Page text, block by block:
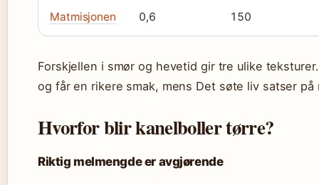
Matmisjonen 0,6 150
Forskjellen i smør og hevetid gir tre ulike
og får en rikere smak, mens Det søte liv satser
Hvorfor blir kanelboller tørre?
Riktig melmengde er avgjørende